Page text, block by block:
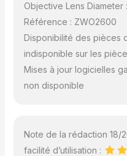
Objective Lens Diameter
Référence : ZWO2600
Disponibilité des pièces
indisponible sur les
Mises à jour logicielles
non disponible
Note de la rédaction 18/
facilité d’utilisation :